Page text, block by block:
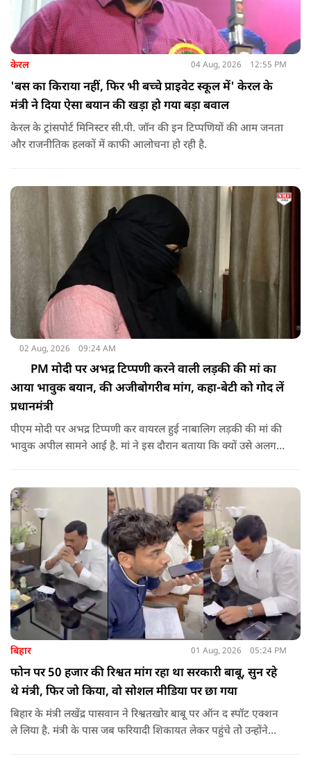
केरल 04 Aug, 2026 12:55 PM
'बस का किराया नहीं, फिर भी बच्चे प्राइवेट स्कूल में' केरल के
मंत्री ने दिया ऐसा बयान की खड़ा हो गया बड़ा बवाल
केरल के ट्रांसपोर्ट मिनिस्टर सी.पी. जॉन की इन टिप्पणियों की आम जनता
और राजनीतिक हलकों में काफी आलोचना हो रही है.
02 Aug, 2026 09:24 AM
PM मोदी पर अभद्र टिप्पणी करने वाली लड़की की मां का
आया भावुक बयान, की अजीबोगरीब मांग, कहा-बेटी को गोद लें
प्रधानमंत्री
पीएम मोदी पर अभद्र टिप्पणी कर वायरल हुई नाबालिग लड़की की मां की
भावुक अपील सामने आई है. मां ने इस दौरान बताया कि क्यों उसे अलग
को गोद लेने के लिए पीएम से अपील भी की है.
बिहार 01 Aug, 2026 05:24 PM
फोन पर 50 हजार की रिश्वत मांग रहा था सरकारी बाबू, सुन रहे
थे मंत्री, फिर जो किया, वो सोशल मीडिया पर छा गया
बिहार के मंत्री लखेंद्र पासवान ने रिश्वतखोर बाबू पर ऑन द स्पॉट एक्शन
ले लिया है. मंत्री के पास जब फरियादी शिकायत लेकर पहुंचे तोे उन्होंने